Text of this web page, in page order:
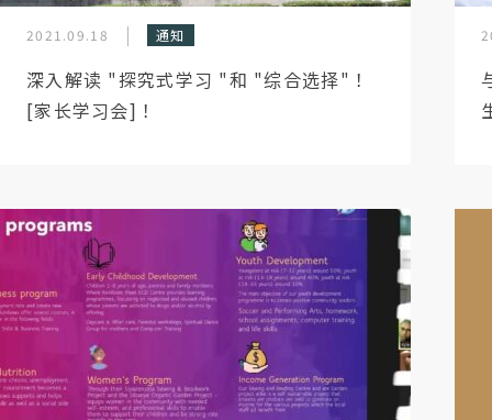
2021.09.18 通知
深入解读 "探究式学习 "和 "综合选择"！
[家长学习会]！